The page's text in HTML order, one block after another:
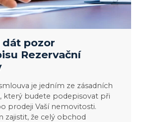
dát pozor
Rezervační
je jedním ze zásadních
který budete podepisovat při
prodeji Vaší nemovitosti.
zajistit, že celý obchod